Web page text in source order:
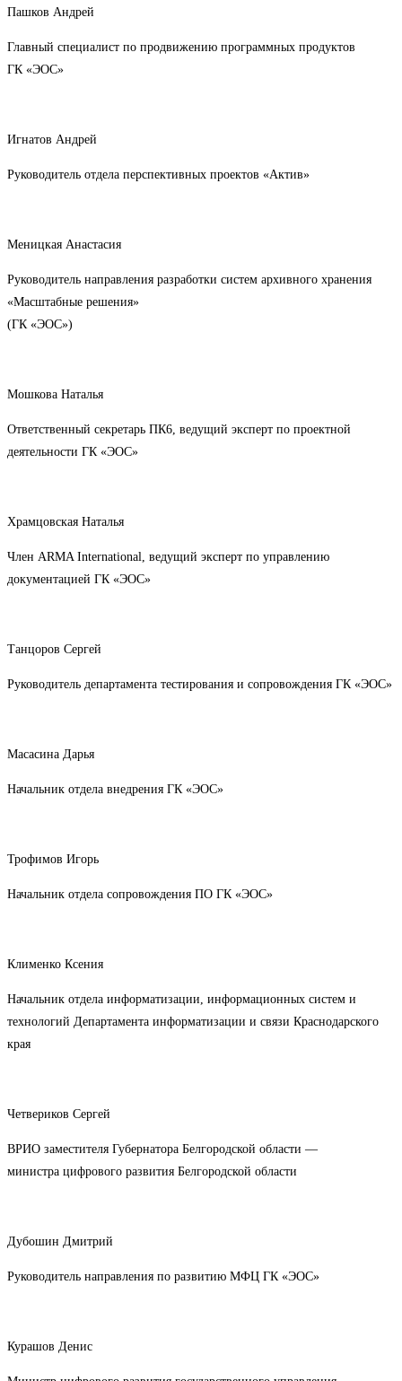
Пашков Андрей
Главный специалист по продвижению программных продуктов
ГК «ЭОС»
Игнатов Андрей
Руководитель отдела перспективных проектов «Актив»
Меницкая Анастасия
Руководитель направления разработки систем архивного хранения
«Масштабные решения»
(ГК «ЭОС»)
Мошкова Наталья
Ответственный секретарь ПК6, ведущий эксперт по проектной
деятельности ГК «ЭОС»
Храмцовская Наталья
Член ARMA International, ведущий эксперт по управлению
документацией ГК «ЭОС»
Танцоров Сергей
Руководитель департамента тестирования и сопровождения ГК «ЭОС»
Масасина Дарья
Начальник отдела внедрения ГК «ЭОС»
Трофимов Игорь
Начальник отдела сопровождения ПО ГК «ЭОС»
Клименко Ксения
Начальник отдела информатизации, информационных систем и
технологий Департамента информатизации и связи Краснодарского
края
Четвериков Сергей
ВРИО заместителя Губернатора Белгородской области —
министра цифрового развития Белгородской области
Дубошин Дмитрий
Руководитель направления по развитию МФЦ ГК «ЭОС»
Курашов Денис